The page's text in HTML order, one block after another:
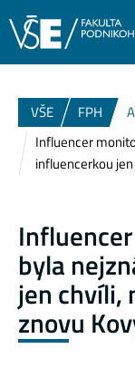
VŠE FPH
Influencer
influencerkou
byla
jen chvíli,
znovu